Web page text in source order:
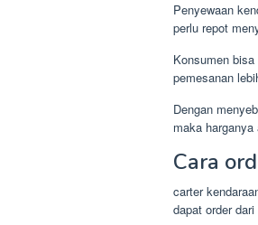
Penyewaan
perlu repot
Konsumen
pemesanan
Dengan
maka
Cara
carter
dapat order dari